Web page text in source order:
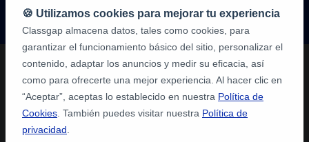
de
alumnos
🍪 Utilizamos cookies para mejorar tu experiencia
Classgap almacena datos, tales como cookies, para
garantizar el funcionamiento básico del sitio, personalizar el
contenido, adaptar los anuncios y medir su eficacia, así
como para ofrecerte una mejor experiencia. Al hacer clic en
“Aceptar”, aceptas lo establecido en nuestra Política de
Cookies . También puedes visitar nuestra Política de
privacidad